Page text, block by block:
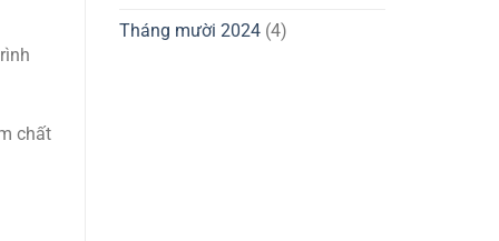
chất
Tháng mười 2024 (4)